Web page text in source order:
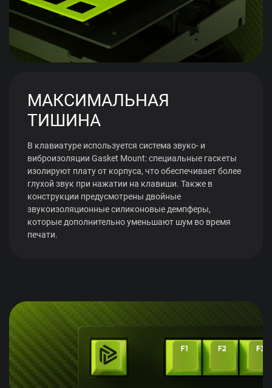
МАКСИМАЛЬНАЯ
ТИШИНА
В клавиатуре используется система звуко- и
виброизоляции Gasket Mount: специальные гаскеты
изолируют плату от корпуса, что обеспечивает более
глухой звук при нажатии на клавиши. Также в
конструкции предусмотрены двойные
звукоизоляционные силиконовые демпферы,
которые дополнительно уменьшают шум во время
печати.